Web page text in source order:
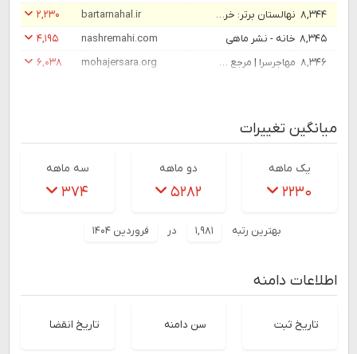
۸,۳۴۴
نهالستان برتر: خرید نهال با بهترین قیمت [فروش نهال 1403] bartarnahal.ir
۲,۲۳۰
۸,۳۴۵ خانه - نشر ماهی nashremahi.com
۴,۱۹۵
۸,۳۴۶
مهاجرسرا | مرجع تخصصی مهاجرت mohajersara.org ۶,۰۳۸
میانگین تغییرات
یک ماهه
۲۲۳۰
دو ماهه
۵۲۸۲
سه ماهه
۳۷۴
بهترین رتبه ۱,۹۸۱ در فروردین ۱۴۰۴
اطلاعات دامنه
تاریخ ثبت سن دامنه تاریخ انقضا